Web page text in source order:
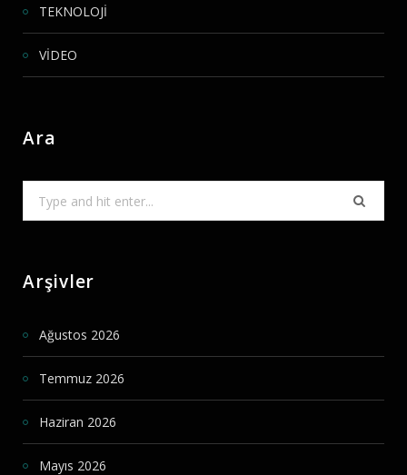
TEKNOLOJİ
VİDEO
Ara
Arşivler
Ağustos 2026
Temmuz 2026
Haziran 2026
Mayıs 2026